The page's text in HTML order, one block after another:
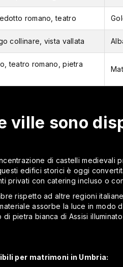
romano, teatro
collinare, vista vallata
teatro romano, pietra
ville sono
di castelli medievali
edifici storici è oggi
privati con catering incluso o
rispetto ad altre regioni
assorbe la luce in
pietra bianca di Assisi
per matrimoni in Umbria: